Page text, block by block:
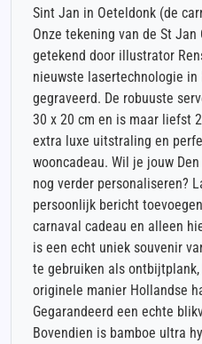
Sint Jan in Oeteldonk (de
Onze tekening van de St
getekend door illustrator
nieuwste lasertechnologie in
gegraveerd. De robuuste
30 x 20 cm en is maar liefst
extra luxe uitstraling en
wooncadeau. Wil je jouw
nog verder personaliseren?
persoonlijk bericht
carnaval cadeau en alleen
is een echt uniek souvenir
te gebruiken als
originele manier Hollandse
Gegarandeerd een echte
Bovendien is bamboe ultra